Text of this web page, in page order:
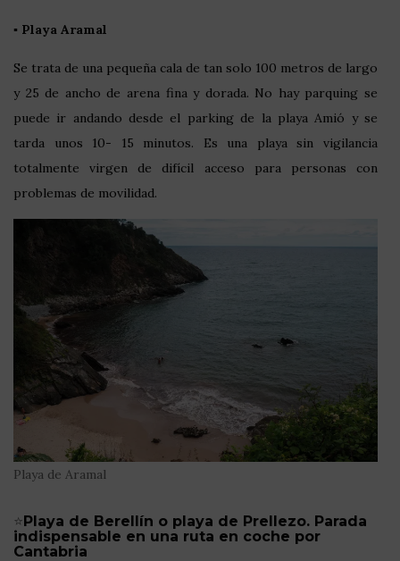
▪️ Playa Aramal
Se trata de una pequeña cala de tan solo 100 metros de largo
y 25 de ancho de arena fina y dorada. No hay parquing se
puede ir andando desde el parking de la playa Amió y se
tarda unos 10- 15 minutos. Es una playa sin vigilancia
totalmente virgen de difícil acceso para personas con
problemas de movilidad.
Playa de Aramal
⭐Playa de Berellín o playa de Prellezo. Parada
indispensable en una ruta en coche por
Cantabria